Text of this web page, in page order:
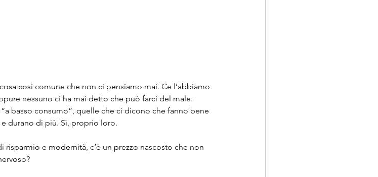
così comune che non ci pensiamo mai. Ce l’abbiamo
nessuno ci ha mai detto che può farci del male.
basso consumo”, quelle che ci dicono che fanno bene
durano di più. Sì, proprio loro.
e modernità, c’è un prezzo nascosto che non